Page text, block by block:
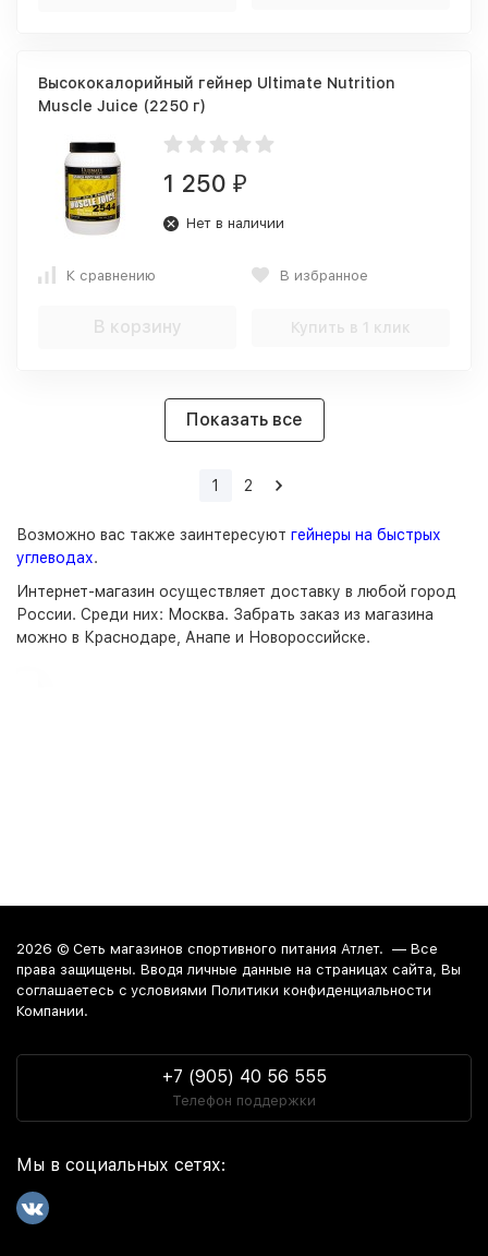
Высококалорийный гейнер Ultimate Nutrition
Muscle Juice (2250 г)
1 250 ₽
Нет в наличии
К сравнению В избранное
В корзину Купить в 1 клик
Показать все
1 2
Возможно вас также заинтересуют гейнеры на быстрых
углеводах.
Интернет-магазин осуществляет доставку в любой город
России. Среди них: Москва. Забрать заказ из магазина
можно в Краснодаре, Анапе и Новороссийске.
2026 © Сеть магазинов спортивного питания Атлет. — Все
права защищены. Вводя личные данные на страницах сайта, Вы
соглашаетесь c условиями Политики конфиденциальности
Компании.
+7 (905) 40 56 555
Телефон поддержки
Мы в социальных сетях: